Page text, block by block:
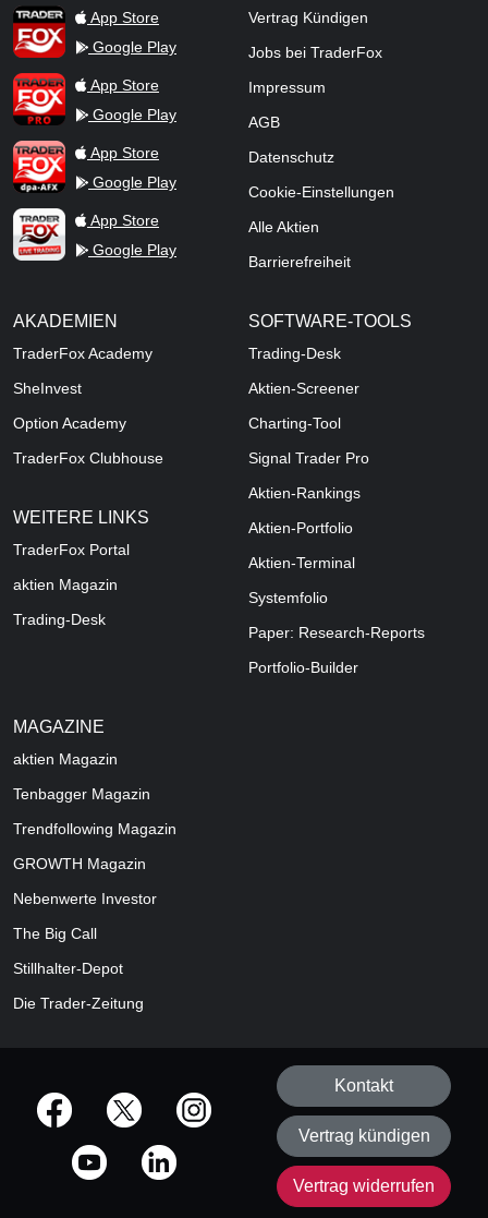
TraderFox AppApp Store
Google Play
TraderFox ProApp Store
Google Play
TraderFox dpa-AFX ProFeed
App Store
Google Play
TraderFox Live Trading
App Store
Google Play
Vertrag Kündigen
Jobs bei TraderFox
Impressum
AGB
Datenschutz
Cookie-Einstellungen
Alle Aktien
Barrierefreiheit
AKADEMIEN
TraderFox Academy
SheInvest
Option Academy
TraderFox Clubhouse
WEITERE LINKS
TraderFox Portal
aktien Magazin
Trading-Desk
SOFTWARE-TOOLS
Trading-Desk
Aktien-Screener
Charting-Tool
Signal Trader Pro
Aktien-Rankings
Aktien-Portfolio
Aktien-Terminal
Systemfolio
Paper: Research-Reports
Portfolio-Builder
MAGAZINE
aktien Magazin
Tenbagger Magazin
Trendfollowing Magazin
GROWTH Magazin
Nebenwerte Investor
The Big Call
Stillhalter-Depot
Die Trader-Zeitung
offizielle Social Media-Accounts
Kontakt
Vertrag kündigen
Vertrag widerrufen